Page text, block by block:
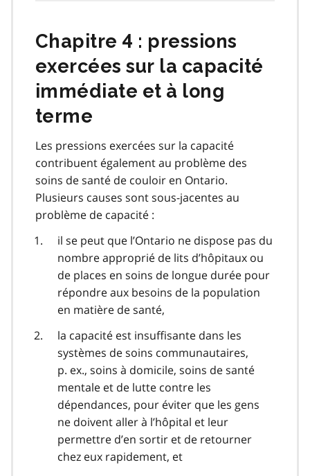
Chapitre 4 : pressions
exercées sur la capacité
immédiate et à long
terme
Les pressions exercées sur la capacité
contribuent également au problème des
soins de santé de couloir en Ontario.
Plusieurs causes sont sous-jacentes au
problème de capacité :
il se peut que l’Ontario ne dispose pas du
nombre approprié de lits d’hôpitaux ou
de places en soins de longue durée pour
répondre aux besoins de la population
en matière de santé,
la capacité est insuffisante dans les
systèmes de soins communautaires,
p. ex., soins à domicile, soins de santé
mentale et de lutte contre les
dépendances, pour éviter que les gens
ne doivent aller à l’hôpital et leur
permettre d’en sortir et de retourner
chez eux rapidement, et